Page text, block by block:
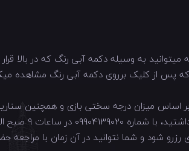
به وسیله دکمه آبی رنگ که در بالا
همه اتاق فرار ها را بر اساس میزان درجه سختی بازی و
12 شب تماس بگیرید ...
شود و شما نتوانید در آن زمان با مراجعه